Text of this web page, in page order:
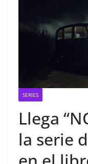
SERIES
Llega
la serie